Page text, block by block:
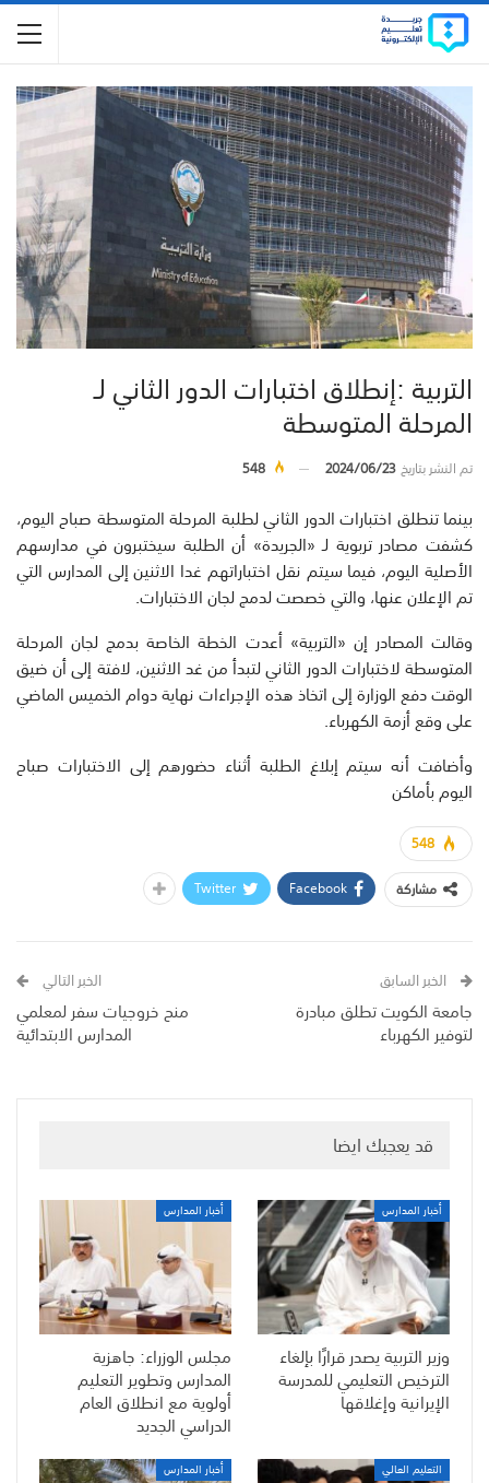
التربية :إنطلاق اختبارات الدور الثاني لـ
المرحلة المتوسطة
تم النشر بتاريخ2024/06/23
548
بينما تنطلق اختبارات الدور الثاني لطلبة المرحلة المتوسطة صباح اليوم،
كشفت مصادر تربوية لـ «الجريدة» أن الطلبة سيختبرون في مدارسهم
الأصلية اليوم، فيما سيتم نقل اختباراتهم غدا الاثنين إلى المدارس التي
تم الإعلان عنها، والتي خصصت لدمج لجان الاختبارات.
وقالت المصادر إن «التربية» أعدت الخطة الخاصة بدمج لجان المرحلة
المتوسطة لاختبارات الدور الثاني لتبدأ من غد الاثنين، لافتة إلى أن ضيق
الوقت دفع الوزارة إلى اتخاذ هذه الإجراءات نهاية دوام الخميس الماضي
على وقع أزمة الكهرباء.
وأضافت أنه سيتم إبلاغ الطلبة أثناء حضورهم إلى الاختبارات صباح
اليوم بأماكن
548
مشاركة
Facebook
Twitter
الخبر السابق
جامعة الكويت تطلق مبادرة
لتوفير الكهرباء
الخبر التالي
منح خروجيات سفر لمعلمي
المدارس الابتدائية
قد يعجبك ايضا
أخبار المدارس
وزير التربية يصدر قرارًا بإلغاء
الترخيص التعليمي للمدرسة
الإيرانية وإغلاقها
أخبار المدارس
مجلس الوزراء: جاهزية
المدارس وتطوير التعليم
أولوية مع انطلاق العام
الدراسي الجديد
التعليم العالي أخبار المدارس